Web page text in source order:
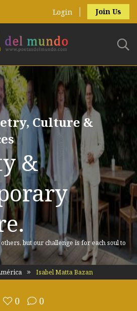
Login Join Us
Culture &
&
but our challenge is for each soul to
Isabel Matta Bazan
0 0